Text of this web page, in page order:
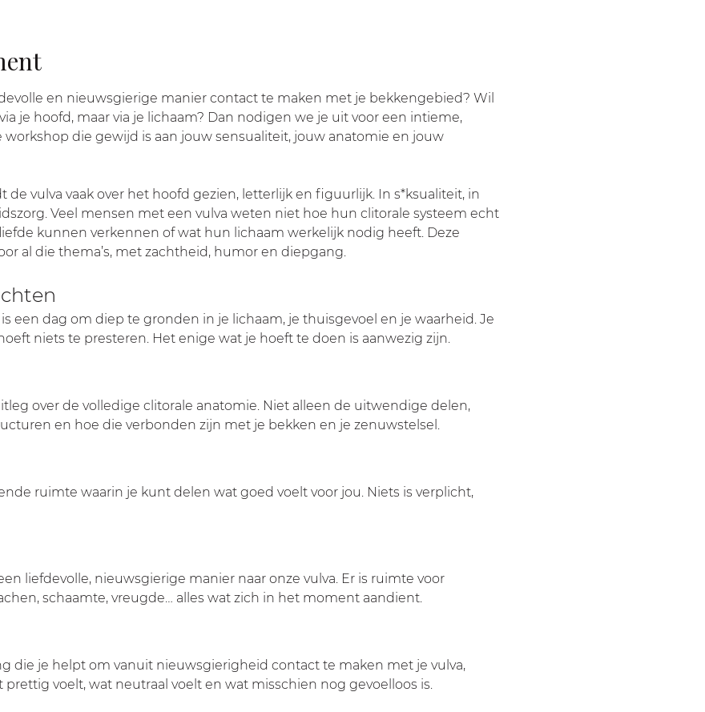
en nieuwsgierige manier contact te maken met je bekkengebied? Wil
je hoofd, maar via je lichaam? Dan nodigen we je uit voor een intieme,
die gewijd is aan jouw sensualiteit, jouw anatomie en jouw
de vulva vaak over het hoofd gezien, letterlijk en figuurlijk. In s*ksualiteit, in
Veel mensen met een vulva weten niet hoe hun clitorale systeem echt
kunnen verkennen of wat hun lichaam werkelijk nodig heeft. Deze
al die thema’s, met zachtheid, humor en diepgang.
is een dag om diep te gronden in je lichaam, je thuisgevoel en je waarheid. Je
niets te presteren. Het enige wat je hoeft te doen is aanwezig zijn.
over de volledige clitorale anatomie. Niet alleen de uitwendige delen,
en hoe die verbonden zijn met je bekken en je zenuwstelsel.
ruimte waarin je kunt delen wat goed voelt voor jou. Niets is verplicht,
liefdevolle, nieuwsgierige manier naar onze vulva. Er is ruimte voor
schaamte, vreugde… alles wat zich in het moment aandient.
die je helpt om vanuit nieuwsgierigheid contact te maken met je vulva,
prettig voelt, wat neutraal voelt en wat misschien nog gevoelloos is.